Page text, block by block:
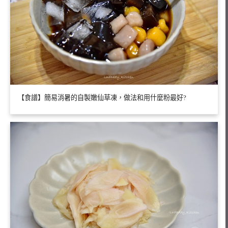
【食譜】簡易消暑的自製嫩仙草凍，做法和用什麼粉最好?